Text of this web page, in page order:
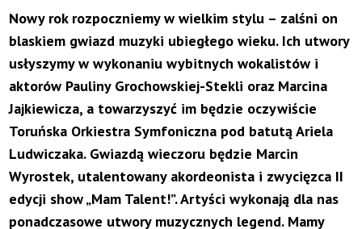
Nowy rok rozpoczniemy w wielkim stylu – zalśni on
blaskiem gwiazd muzyki ubiegłego wieku. Ich utwory
usłyszymy w wykonaniu wybitnych wokalistów i
aktorów Pauliny Grochowskiej-Stekli oraz Marcina
Jajkiewicza, a towarzyszyć im będzie oczywiście
Toruńska Orkiestra Symfoniczna pod batutą Ariela
Ludwiczaka. Gwiazdą wieczoru będzie Marcin
Wyrostek, utalentowany akordeonista i zwycięzca II
edycji show „Mam Talent!”. Artyści wykonają dla nas
ponadczasowe utwory muzycznych legend. Mamy